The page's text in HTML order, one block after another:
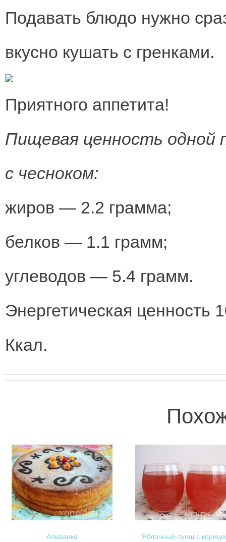
Подавать блюдо нужно
вкусно кушать с гренками.
Приятного аппетита!
Пищевая ценность одной
с чесноком:
жиров — 2.2 грамма;
белков — 1.1 грамм;
углеводов — 5.4 грамм.
Энергетическая ценность
Ккал.
Аливанка Яблочный пунш с